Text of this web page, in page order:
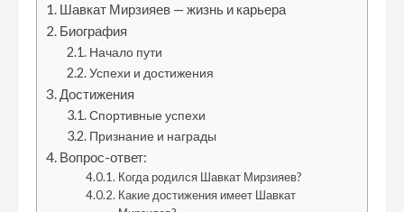
Шавкат Мирзияев — жизнь и карьера
Биография
Начало пути
Успехи и достижения
Достижения
Спортивные успехи
Признание и награды
Вопрос-ответ:
Когда родился Шавкат Мирзияев?
Какие достижения имеет Шавкат